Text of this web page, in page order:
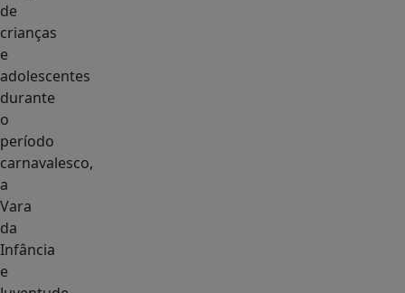
de
crianças
e
adolescentes
durante
o
período
carnavalesco,
a
Vara
da
Infância
e